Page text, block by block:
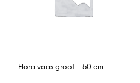
Flora vaas groot – 50 cm.